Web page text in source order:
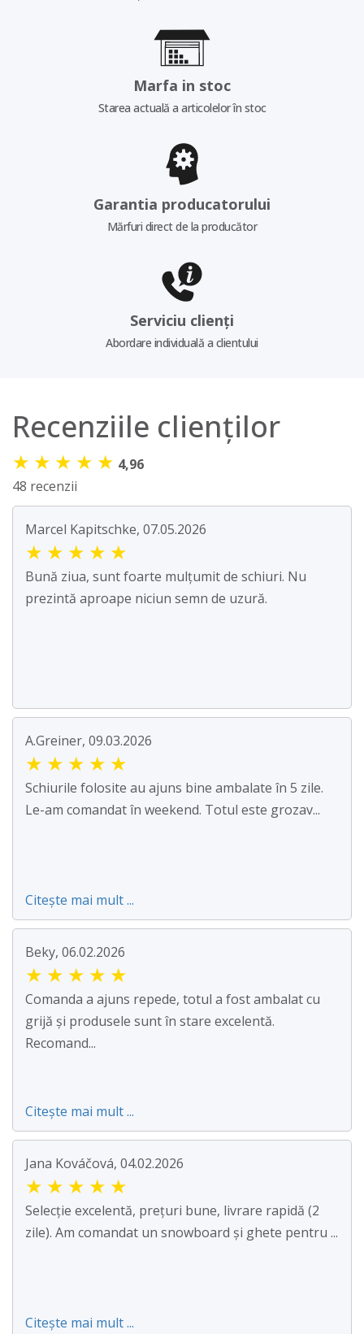
Marfa in stoc
Starea actuală a articolelor în stoc
Garantia producatorului
Mărfuri direct de la producător
Serviciu clienți
Abordare individuală a clientului
Recenziile clienților
★ ★ ★ ★ ★ 4,96
48 recenzii
Marcel Kapitschke, 07.05.2026
★ ★ ★ ★ ★
Bună ziua, sunt foarte mulțumit de schiuri. Nu
prezintă aproape niciun semn de uzură.
A.Greiner, 09.03.2026
★ ★ ★ ★ ★
Schiurile folosite au ajuns bine ambalate în 5 zile.
Le-am comandat în weekend. Totul este grozav...
Citește mai mult ...
Beky, 06.02.2026
★ ★ ★ ★ ★
Comanda a ajuns repede, totul a fost ambalat cu
grijă și produsele sunt în stare excelentă.
Recomand...
Citește mai mult ...
Jana Kováčová, 04.02.2026
★ ★ ★ ★ ★
Selecție excelentă, prețuri bune, livrare rapidă (2
zile). Am comandat un snowboard și ghete pentru ...
Citește mai mult ...